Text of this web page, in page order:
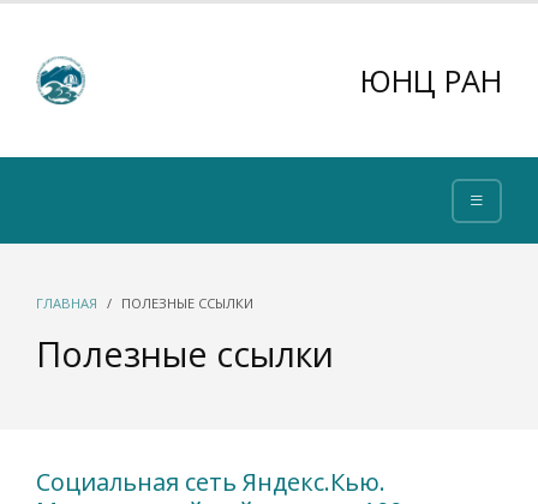
ЮНЦ РАН
ГЛАВНАЯ ПОЛЕЗНЫЕ ССЫЛКИ
Полезные ссылки
Социальная сеть Яндекс.Кью.